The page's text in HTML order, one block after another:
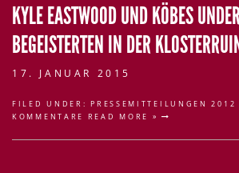
KYLE EASTWOOD UND KÖBES
BEGEISTERTEN IN DER
17. JANUAR 2015
FILED UNDER:PRESSEMITTEILUNGEN 2012
KOMMENTARE
READ MORE »